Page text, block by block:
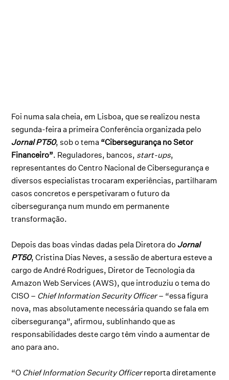
Foi numa sala cheia, em Lisboa, que se realizou nesta
segunda-feira a primeira Conferência organizada pelo
Jornal PT50, sob o tema “Cibersegurança no Setor
Financeiro”. Reguladores, bancos, start-ups,
representantes do Centro Nacional de Cibersegurança e
diversos especialistas trocaram experiências, partilharam
casos concretos e perspetivaram o futuro da
cibersegurança num mundo em permanente
transformação.
Depois das boas vindas dadas pela Diretora doJornal
PT50, Cristina Dias Neves, a sessão de abertura esteve a
cargo de André Rodrigues, Diretor de Tecnologia da
Amazon Web Services (AWS), que introduziu o tema do
CISO – Chief Information Security Officer– “essa figura
nova, mas absolutamente necessária quando se fala em
cibersegurança”, afirmou, sublinhando que as
responsabilidades deste cargo têm vindo a aumentar de
ano para ano.
“O Chief Information Security Officerreporta diretamente